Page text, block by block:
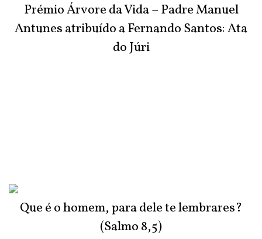
Prémio Árvore da Vida – Padre Manuel
Antunes atribuído a Fernando Santos: Ata
do Júri
Que é o homem, para dele te lembrares?
(Salmo 8,5)